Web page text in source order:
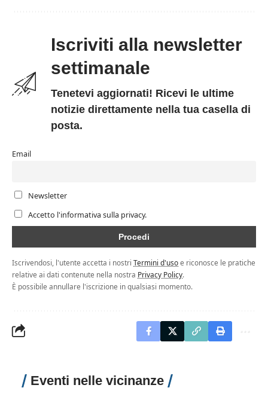
Iscriviti alla newsletter
settimanale
Tenetevi aggiornati! Ricevi le ultime
notizie direttamente nella tua casella di
posta.
Email
Newsletter
Accetto l'informativa sulla privacy.
Iscrivendosi, l'utente accetta i nostri Termini d'usoe riconosce le pratiche
relative ai dati contenute nella nostra Privacy Policy.
È possibile annullare l'iscrizione in qualsiasi momento.
Eventi nelle vicinanze